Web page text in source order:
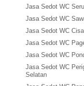
Jasa Sedot WC
Jasa Sedot WC
Jasa Sedot WC
Jasa Sedot WC
Jasa Sedot WC
Jasa Sedot WC
Selatan